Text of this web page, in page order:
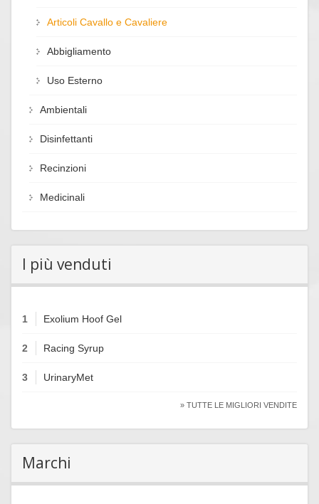
Articoli Cavallo e Cavaliere
Abbigliamento
Uso Esterno
Ambientali
Disinfettanti
Recinzioni
Medicinali
I più venduti
1 Exolium Hoof Gel
2 Racing Syrup
3 UrinaryMet
» TUTTE LE MIGLIORI VENDITE
Marchi